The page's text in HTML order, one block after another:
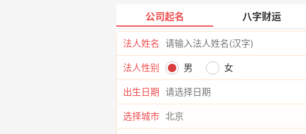
公司起名 八字财运
法人姓名
法人性别 男 女
出生日期
选择城市